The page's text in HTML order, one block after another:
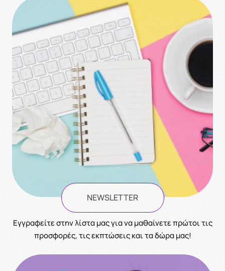
NEWSLETTER
Eγγραφείτε στην λίστα μας για να μαθαίνετε πρώτοι τις
προσφορές, τις εκπτώσεις και τα δώρα μας!